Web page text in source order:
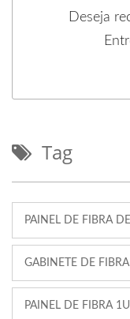
Deseja
Tag
PAINEL DE FIBRA
GABINETE DE
PAINEL DE FIBRA